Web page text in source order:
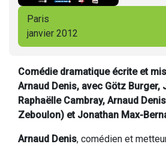
Paris
janvier 2012
Comédie dramatique écrite et
Arnaud Denis, avec Götz Burger,
Raphaëlle Cambray, Arnaud
Zeboulon) et Jonathan Max-
Arnaud Denis, comédien et